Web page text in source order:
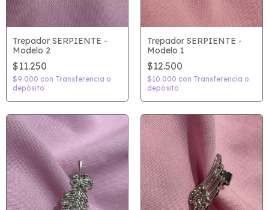
Trepador SERPIENTE -
Modelo 2
$11.250
$9.000 con Transferencia o
depósito
Trepador SERPIENTE -
Modelo 1
$12.500
$10.000 con Transferencia o
depósito